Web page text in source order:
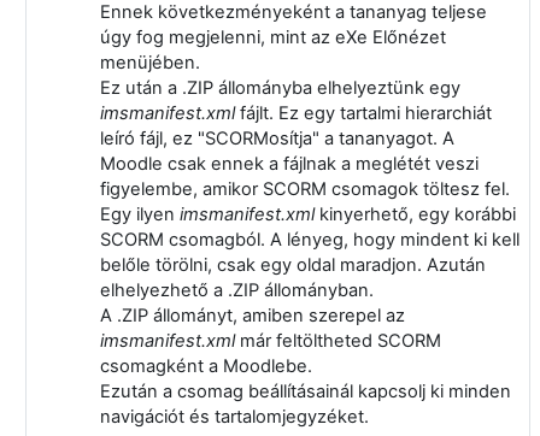
Ennek következményeként a tananyag teljese
úgy fog megjelenni, mint az eXe Előnézet
menüjében.
Ez után a .ZIP állományba elhelyeztünk egy
imsmanifest.xmlfájlt. Ez egy tartalmi hierarchiát
leíró fájl, ez "SCORMosítja" a tananyagot. A
Moodle csak ennek a fájlnak a meglétét veszi
figyelembe, amikor SCORM csomagok töltesz fel.
Egy ilyen imsmanifest.xml kinyerhető, egy korábbi
SCORM csomagból. A lényeg, hogy mindent ki kell
belőle törölni, csak egy oldal maradjon. Azután
elhelyezhető a .ZIP állományban.
A .ZIP állományt, amiben szerepel az
imsmanifest.xml már feltöltheted SCORM
csomagként a Moodlebe.
Ezután a csomag beállításainál kapcsolj ki minden
navigációt és tartalomjegyzéket.